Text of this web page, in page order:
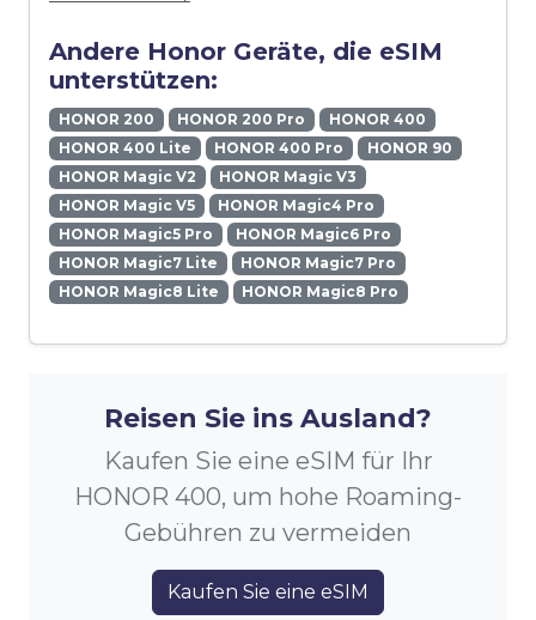
Andere Honor Geräte, die eSIM
unterstützen:
HONOR 200 HONOR 200 Pro
HONOR 400
HONOR 400 Lite
HONOR 400 Pro
HONOR 90
HONOR Magic V2
HONOR Magic V3
HONOR Magic V5
HONOR Magic4 Pro
HONOR Magic5 Pro
HONOR Magic6 Pro
HONOR Magic7 Lite
HONOR Magic7 Pro
HONOR Magic8 Lite
HONOR Magic8 Pro
Reisen Sie ins Ausland?
Kaufen Sie eine eSIM für Ihr
HONOR 400, um hohe Roaming-
Gebühren zu vermeiden
Kaufen Sie eine eSIM